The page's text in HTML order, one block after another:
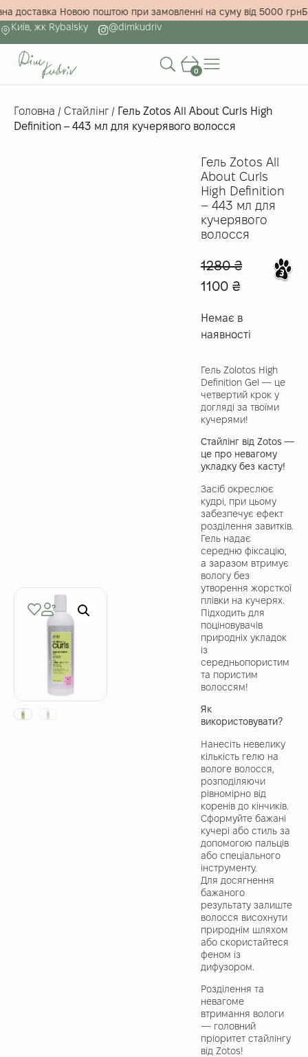
доставка Новою поштою при замовленні на суму від 5000
Київ, жк Rybalsky
@dimkudriv
0
Головна / Стайлінг / Гель Zotos All About Curls High
Definition – 443 мл для кучерявого волосся
Гель Zotos All
About Curls
High Definition
– 443 мл для
кучерявого
волосся
1280₴
1100 ₴
Немає в
наявності
Гель Zolotos High
Definition Gel — це
четвертий крок у
догляді за твоїми
кучерями!
Стайлінг від Zotos —
це про невагому
укладку без касту!
Засіб окреслює
кудрі, при цьому
забезпечує ефект
розділення завитків.
Гель надає
середню фіксацію,
а заразом втримує
вологу без
утворення жорсткої
плівки на кучерях.
Підходить для
поціновувачів
природніх укладок
із
середньопористим
та пористим
волоссям!
Як
використовувати?
Нанесіть невелику
кількість гелю на
вологе волосся,
розподіляючи
рівномірно від
коренів до кінчиків.
Сформуйте бажані
кучері або стиль за
допомогою пальців
або спеціального
інструменту.
Для досягнення
бажаного
результату залиште
волосся висохнути
природнім шляхом
або скористайтеся
феном із
дифузором.
Розділення та
невагоме
втримання вологи
— головний
пріоритет стайлінгу
від Zotos!